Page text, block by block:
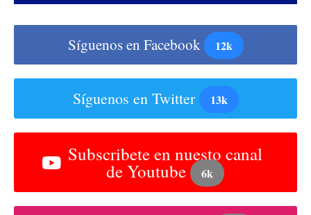
Síguenos en Facebook 12k
Síguenos en Twitter 13k
Subscribete en nuesto canal
de Youtube 6k